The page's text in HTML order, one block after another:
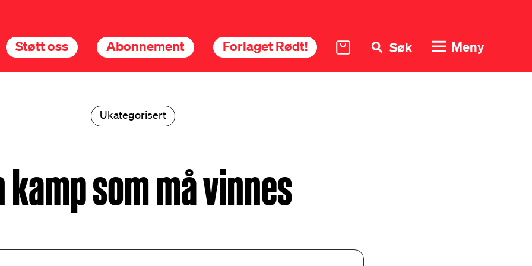
Støtt oss Abonnement Forlaget Rødt! Søk Meny
Ukategorisert
kamp som må vinnes